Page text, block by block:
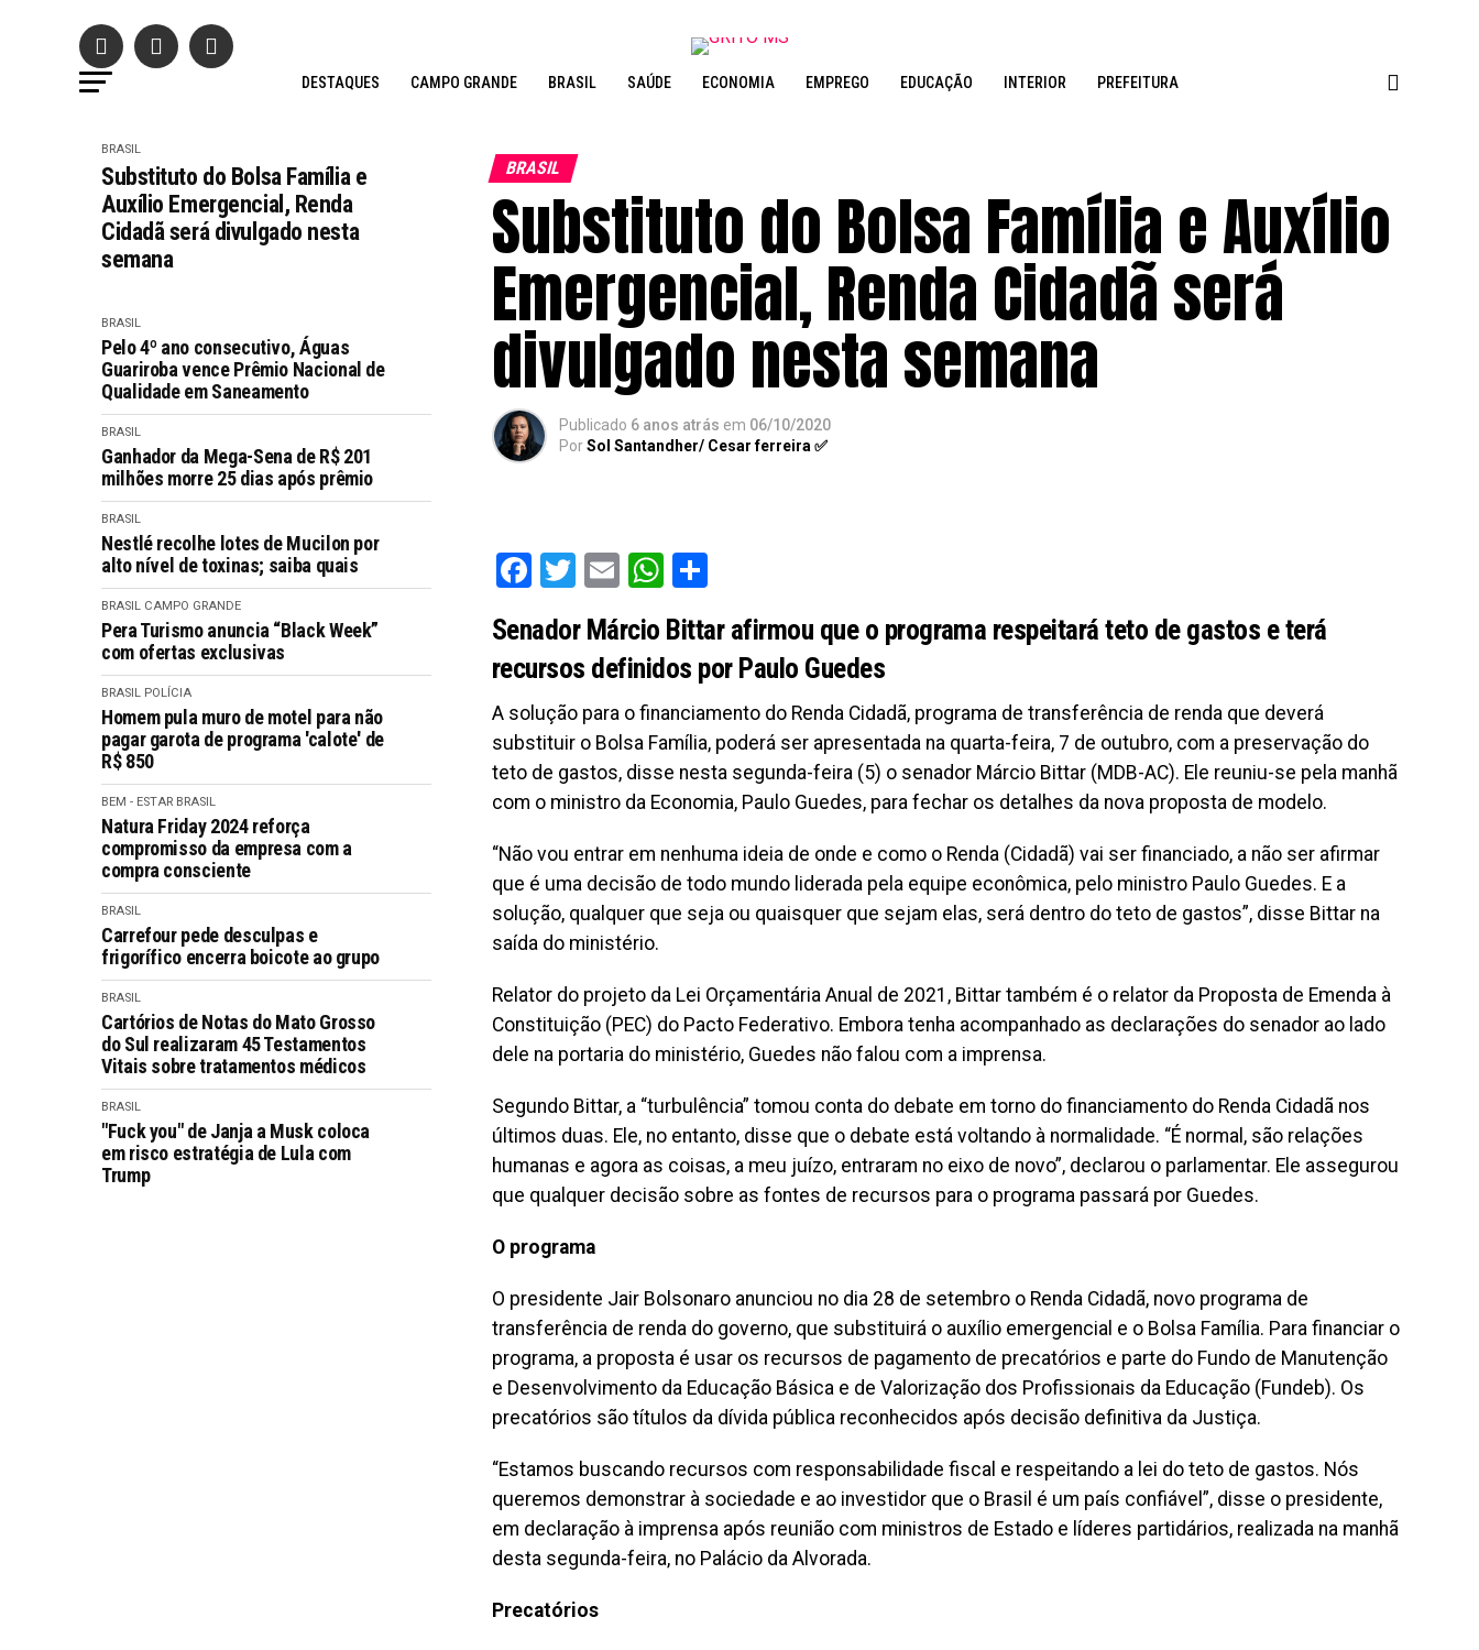
DESTAQUES CAMPO GRANDE BRASIL SAÚDE ECONOMIA EMPREGO EDUCAÇÃO INTERIOR PREFEITURA
BRASIL
Substituto do Bolsa Família e
Auxílio Emergencial, Renda
Cidadã será divulgado nesta
semana
BRASIL
Pelo 4º ano consecutivo, Águas
Guariroba vence Prêmio Nacional de
Qualidade em Saneamento
BRASIL
Ganhador da Mega-Sena de R$ 201
milhões morre 25 dias após prêmio
BRASIL
Nestlé recolhe lotes de Mucilon por
alto nível de toxinas; saiba quais
BRASIL CAMPO GRANDE
Pera Turismo anuncia “Black Week”
com ofertas exclusivas
BRASIL POLÍCIA
Homem pula muro de motel para não
pagar garota de programa 'calote' de
R$ 850
BEM - ESTAR BRASIL
Natura Friday 2024 reforça
compromisso da empresa com a
compra consciente
BRASIL
Carrefour pede desculpas e
frigorífico encerra boicote ao grupo
BRASIL
Cartórios de Notas do Mato Grosso
do Sul realizaram 45 Testamentos
Vitais sobre tratamentos médicos
BRASIL
"Fuck you" de Janja a Musk coloca
em risco estratégia de Lula com
Trump
BRASIL
Substituto do Bolsa Família e Auxílio
Emergencial, Renda Cidadã será
divulgado nesta semana
Publicado 6 anos atrás em 06/10/2020
PorSol Santandher/ Cesar ferreira ✅
Facebook
Twitter
EmailWhatsApp
Senador Márcio Bittar afirmou que o programa respeitará teto de gastos e terá
recursos definidos por Paulo Guedes
A solução para o financiamento do Renda Cidadã, programa de transferência de renda que deverá
substituir o Bolsa Família, poderá ser apresentada na quarta-feira, 7 de outubro, com a preservação do
teto de gastos, disse nesta segunda-feira (5) o senador Márcio Bittar (MDB-AC). Ele reuniu-se pela manhã
com o ministro da Economia, Paulo Guedes, para fechar os detalhes da nova proposta de modelo.
“Não vou entrar em nenhuma ideia de onde e como o Renda (Cidadã) vai ser financiado, a não ser afirmar
que é uma decisão de todo mundo liderada pela equipe econômica, pelo ministro Paulo Guedes. E a
solução, qualquer que seja ou quaisquer que sejam elas, será dentro do teto de gastos”, disse Bittar na
saída do ministério.
Relator do projeto da Lei Orçamentária Anual de 2021, Bittar também é o relator da Proposta de Emenda à
Constituição (PEC) do Pacto Federativo. Embora tenha acompanhado as declarações do senador ao lado
dele na portaria do ministério, Guedes não falou com a imprensa.
Segundo Bittar, a “turbulência” tomou conta do debate em torno do financiamento do Renda Cidadã nos
últimos duas. Ele, no entanto, disse que o debate está voltando à normalidade. “É normal, são relações
humanas e agora as coisas, a meu juízo, entraram no eixo de novo”, declarou o parlamentar. Ele assegurou
que qualquer decisão sobre as fontes de recursos para o programa passará por Guedes.
O programa
O presidente Jair Bolsonaro anunciou no dia 28 de setembro o Renda Cidadã, novo programa de
transferência de renda do governo, que substituirá o auxílio emergencial e o Bolsa Família. Para financiar o
programa, a proposta é usar os recursos de pagamento de precatórios e parte do Fundo de Manutenção
e Desenvolvimento da Educação Básica e de Valorização dos Profissionais da Educação (Fundeb). Os
precatórios são títulos da dívida pública reconhecidos após decisão definitiva da Justiça.
“Estamos buscando recursos com responsabilidade fiscal e respeitando a lei do teto de gastos. Nós
queremos demonstrar à sociedade e ao investidor que o Brasil é um país confiável”, disse o presidente,
em declaração à imprensa após reunião com ministros de Estado e líderes partidários, realizada na manhã
desta segunda-feira, no Palácio da Alvorada.
Precatórios